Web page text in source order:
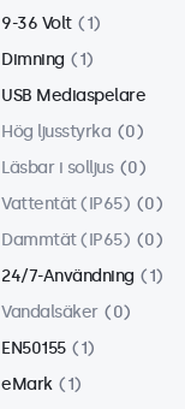
Inbyggd
1
Rackmontering (19 tum)
VESA 75 x 75
VESA 100 x 100
9-36 Volt
1
Dimning
1
USB Mediaspelare
Hög ljusstyrka
0
Läsbar i solljus
0
Vattentät (IP65)
0
Dammtät (IP65)
0
24/7-Användning
1
Vandalsäker
0
EN50155
1
eMark
1